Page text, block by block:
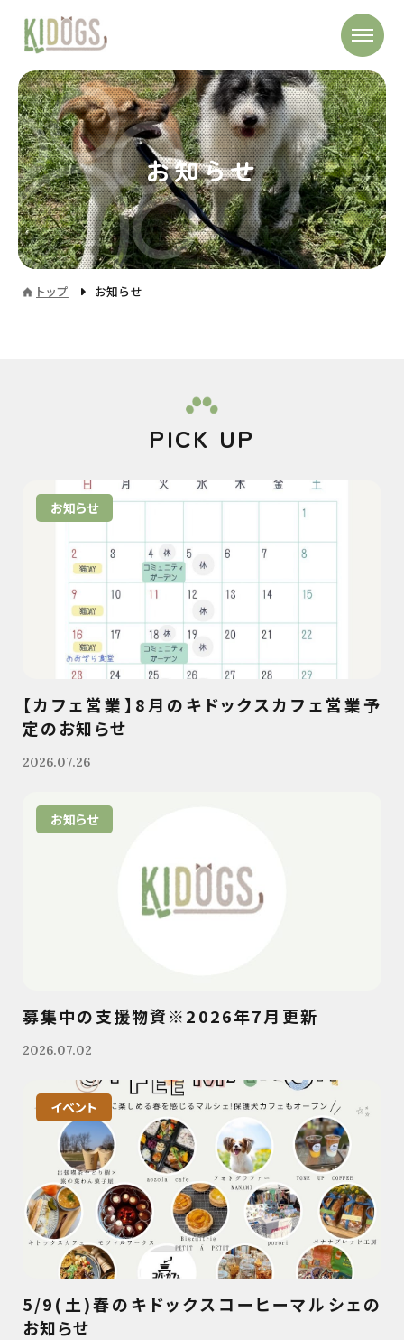
お知らせ
トップ お知らせ
PICK UP
お知らせ
【カフェ営業】8月のキドックスカフェ営業予
定のお知らせ
2026.07.26
お知らせ
募集中の支援物資※2026年7月更新
2026.07.02
イベント
5/9(土)春のキドックスコーヒーマルシェの
お知らせ